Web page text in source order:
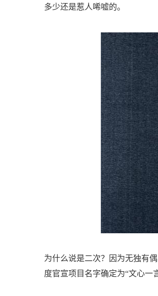
多少还是惹人唏嘘的。
为什么说是二次？因为无独有
度官宣项目名字确定为“文心一